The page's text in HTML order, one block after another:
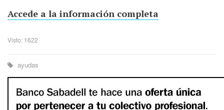
Accede a la información completa
Visto: 1622
ayudas